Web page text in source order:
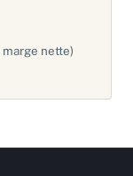
nette)